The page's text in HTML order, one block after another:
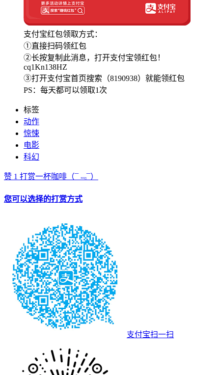
支付宝红包领取方式：
①直接扫码领红包
②长按复制此消息，打开支付宝领红包！
cq1Kn138HZ
③打开支付宝首页搜索（8190938）就能领红包
PS：每天都可以领取1次
标签
动作
惊悚
电影
科幻
赞 1 打赏一杯咖啡 （¯﹃¯）
您可以选择的打赏方式
支付宝扫一扫